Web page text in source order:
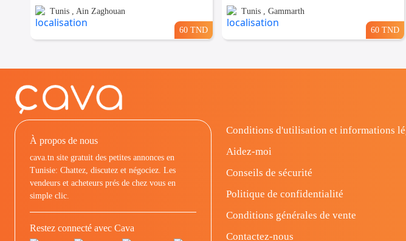
Tunis , Ain Zaghouan
60 TND
Tunis , Gammarth
60 TND
À propos de nous
cava.tn site gratuit des petites annonces en
Tunisie: Chattez, discutez et négociez. Les
vendeurs et acheteurs prés de chez vous en
simple clic.
Restez connecté avec Cava
Conditions d'utilisation et informations
Aidez-moi
Conseils de sécurité
Politique de confidentialité
Conditions générales de vente
Contactez-nous